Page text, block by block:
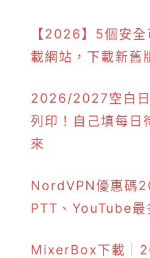
【2026】5個安
載網站，下載新舊
2026/2027空白日
列印！自己填每日
來
NordVPN優惠碼
PTT、YouTube最
MixerBox下載｜